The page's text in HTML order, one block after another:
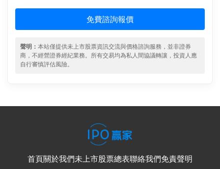
免費諮詢報價
聲明： 本站僅提供未上市股票資訊交流與價格諮詢服務，並非證券
商，不經營證券經紀業務。所有交易均為私人間協議轉讓，投資人應
自行審慎評估風險。
首頁關於我們未上市股票總表聯絡我們免責聲明